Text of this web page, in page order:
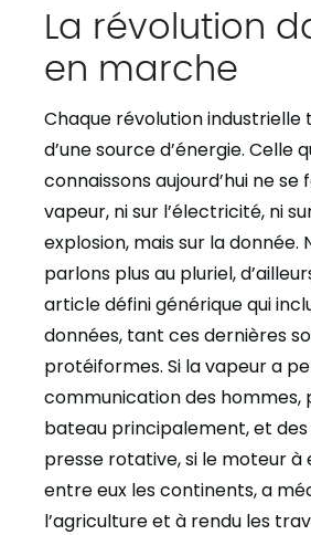
La révolution
en marche
Chaque révolution industrielle
d’une source d’énergie. Celle
connaissons aujourd’hui ne se
vapeur, ni sur l’électricité, ni
explosion, mais sur la donnée.
parlons plus au pluriel,
article défini générique qui
données, tant ces dernières
protéiformes. Si la vapeur a
communication des hommes,
bateau principalement, et des
presse rotative, si le moteur à
entre eux les continents, a
l’agriculture et à rendu les